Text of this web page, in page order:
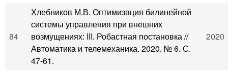
84
Хлебников М.В. Оптимизация билинейной
системы управления при внешних
возмущениях: III. Робастная постановка //
Автоматика и телемеханика. 2020. № 6. С.
47-61.
2020